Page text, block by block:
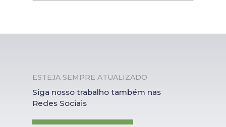
ESTEJA SEMPRE ATUALIZADO
Siga nosso trabalho também nas
Redes Sociais